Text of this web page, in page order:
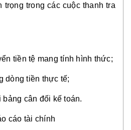
trọng trong các cuộc thanh tra
tiền tệ mang tính hình thức;
dòng tiền thực tế;
cân đối kế toán.
cáo tài chính